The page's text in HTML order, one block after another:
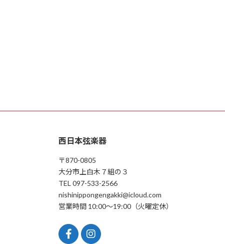
西日本弦楽器
〒870-0805
大分市上白木７組の３
TEL 097-533-2566
nishinippongengakki@icloud.com
営業時間 10:00〜19:00（火曜定休）